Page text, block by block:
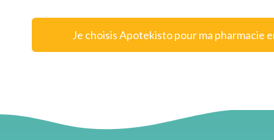
Je choisis Apotekisto pour ma pharmacie